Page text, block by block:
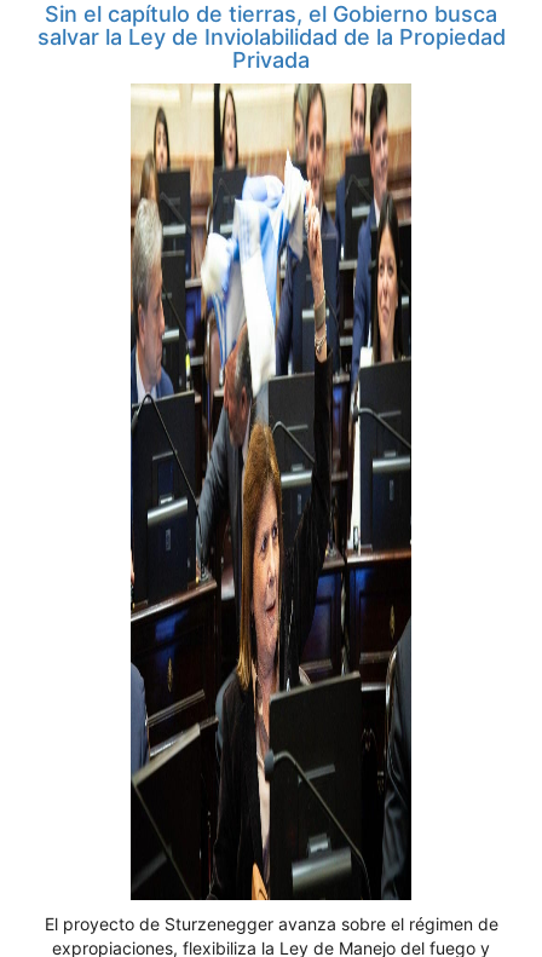
Sin el capítulo de tierras, el Gobierno busca
salvar la Ley de Inviolabilidad de la Propiedad
Privada
El proyecto de Sturzenegger avanza sobre el régimen de
expropiaciones, flexibiliza la Ley de Manejo del fuego y